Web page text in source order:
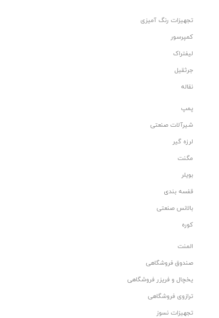
تجهیزات رنگ آمیزی
کمپرسور
لیفتراک
جرثقیل
نقاله
پمپ
شیرآلات صنعتی
لرزه گیر
مگنت
بویلر
قفسه بندی
بالانس صنعتی
کوره
المنت
صندوق فروشگاهی
یخچال و فریزر فروشگاهی
ترازوی فروشگاهی
تجهیزات نسوز